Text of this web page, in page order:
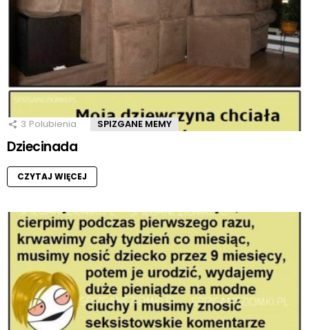
3 Polubienia SPIZGANE MEMY
Dziecinada
CZYTAJ WIĘCEJ